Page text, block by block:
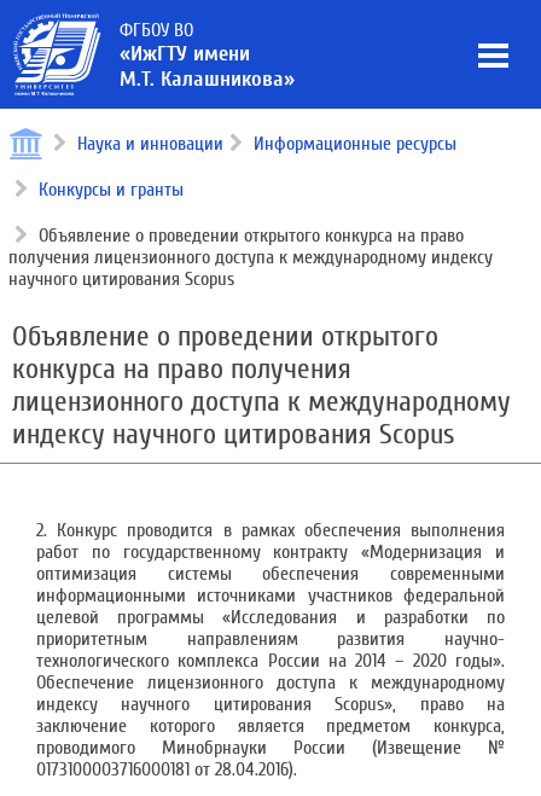
ФГБОУ ВО
«ИжГТУ имени
М.Т. Калашникова»
Наука и инновации Информационные ресурсы
Конкурсы и гранты
Объявление о проведении открытого конкурса на право
получения лицензионного доступа к международному индексу
научного цитирования Scopus
Объявление о проведении открытого
конкурса на право получения
лицензионного доступа к международному
индексу научного цитирования Scopus
2. Конкурс проводится в рамках обеспечения выполнения
работ по государственному контракту «Модернизация и
оптимизация системы обеспечения современными
информационными источниками участников федеральной
целевой программы «Исследования и разработки по
приоритетным направлениям развития научно-
технологического комплекса России на 2014 – 2020 годы».
Обеспечение лицензионного доступа к международному
индексу научного цитирования Scopus», право на
заключение которого является предметом конкурса,
проводимого Минобрнауки России (Извещение №
0173100003716000181 от 28.04.2016).